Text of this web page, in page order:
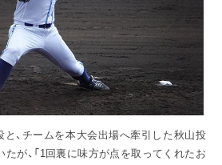
、チームを本大会出場へ牽引した秋山投
が、「1回裏に味方が点を取ってくれたお